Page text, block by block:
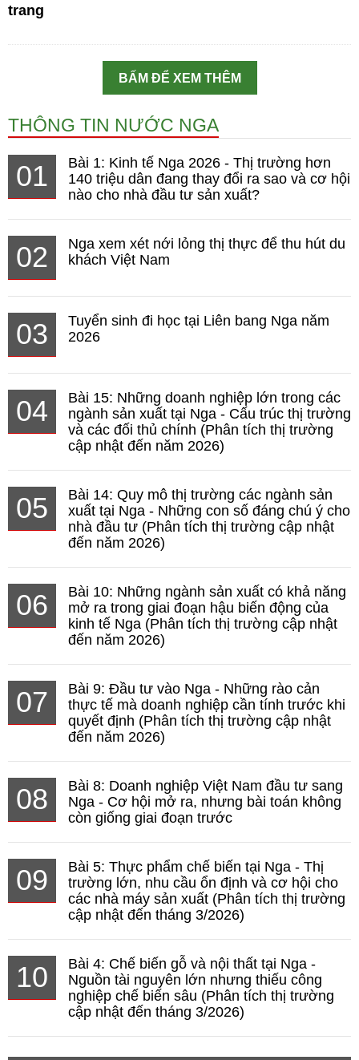
trang
BẤM ĐỂ XEM THÊM
THÔNG TIN NƯỚC NGA
01
Bài 1: Kinh tế Nga 2026 - Thị trường hơn
140 triệu dân đang thay đổi ra sao và cơ hội
nào cho nhà đầu tư sản xuất?
02
Nga xem xét nới lỏng thị thực để thu hút du
khách Việt Nam
03
Tuyển sinh đi học tại Liên bang Nga năm
2026
04
Bài 15: Những doanh nghiệp lớn trong các
ngành sản xuất tại Nga - Cấu trúc thị trường
và các đối thủ chính (Phân tích thị trường
cập nhật đến năm 2026)
05
Bài 14: Quy mô thị trường các ngành sản
xuất tại Nga - Những con số đáng chú ý cho
nhà đầu tư (Phân tích thị trường cập nhật
đến năm 2026)
06
Bài 10: Những ngành sản xuất có khả năng
mở ra trong giai đoạn hậu biến động của
kinh tế Nga (Phân tích thị trường cập nhật
đến năm 2026)
07
Bài 9: Đầu tư vào Nga - Những rào cản
thực tế mà doanh nghiệp cần tính trước khi
quyết định (Phân tích thị trường cập nhật
đến năm 2026)
08
Bài 8: Doanh nghiệp Việt Nam đầu tư sang
Nga - Cơ hội mở ra, nhưng bài toán không
còn giống giai đoạn trước
09
Bài 5: Thực phẩm chế biến tại Nga - Thị
trường lớn, nhu cầu ổn định và cơ hội cho
các nhà máy sản xuất (Phân tích thị trường
cập nhật đến tháng 3/2026)
10
Bài 4: Chế biến gỗ và nội thất tại Nga -
Nguồn tài nguyên lớn nhưng thiếu công
nghiệp chế biến sâu (Phân tích thị trường
cập nhật đến tháng 3/2026)